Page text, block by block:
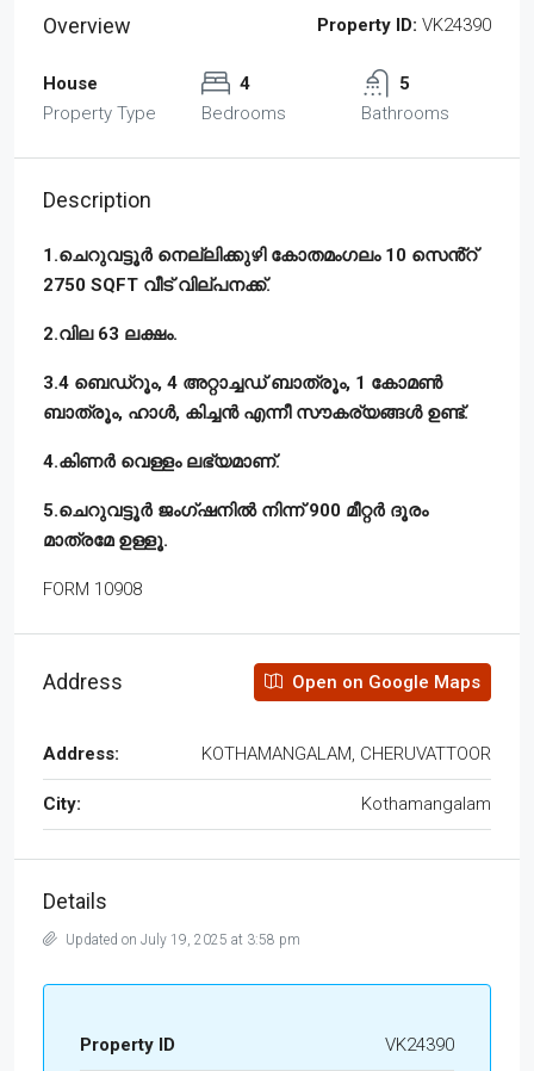
Overview Property ID: VK24390
House
Property Type
4
Bedrooms
5
Bathrooms
Description
1.ചെറുവട്ടൂർ നെല്ലിക്കുഴി കോതമംഗലം 10 സെൻ്റ്
2750 SQFT വീട് വില്പനക്ക്.
2.വില 63 ലക്ഷം.
3.4 ബെഡ്‌റൂം, 4 അറ്റാച്ചഡ് ബാത്രൂം, 1 കോമൺ
ബാത്രൂം, ഹാൾ, കിച്ചൻ എന്നീ സൗകര്യങ്ങൾ ഉണ്ട്‌.
4.കിണർ വെള്ളം ലഭ്യമാണ്.
5.ചെറുവട്ടൂർ ജംഗ്ഷനിൽ നിന്ന് 900 മീറ്റർ ദൂരം
മാത്രമേ ഉള്ളൂ.
FORM 10908
Address Open on Google Maps
Address: KOTHAMANGALAM, CHERUVATTOOR
City: Kothamangalam
Details
Updated on July 19, 2025 at 3:58 pm
Property ID VK24390